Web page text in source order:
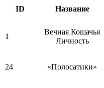
ID Название
1
Вечная Кошачья
Личность
24 «Полосатики»